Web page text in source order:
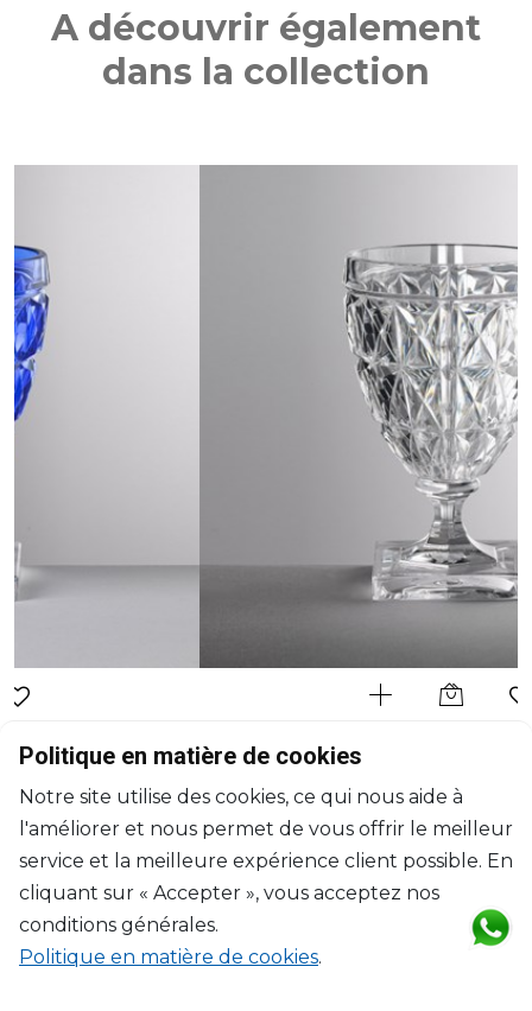
A découvrir également
dans la collection
MARIO LUCA GIUSTI
Verre à vin transparent
295ml, H: 14cm, D: 9cm
$38
Politique en matière de cookies
Notre site utilise des cookies, ce qui nous aide à
l'améliorer et nous permet de vous offrir le meilleur
service et la meilleure expérience client possible. En
cliquant sur « Accepter », vous acceptez nos
conditions générales.
Politique en matière de cookies.